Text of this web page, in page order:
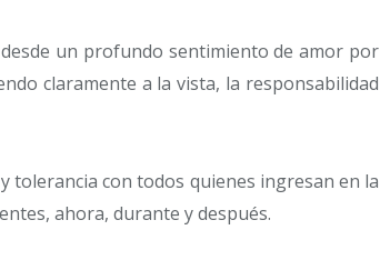
un profundo sentimiento de amor por
claramente a la vista, la responsabilidad
tolerancia con todos quienes ingresan en la
ahora, durante y después.